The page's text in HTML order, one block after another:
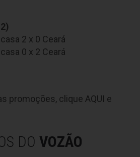
2 x 0 Ceará
0 x 2 Ceará
promoções, clique AQUI e
DO VOZÃO